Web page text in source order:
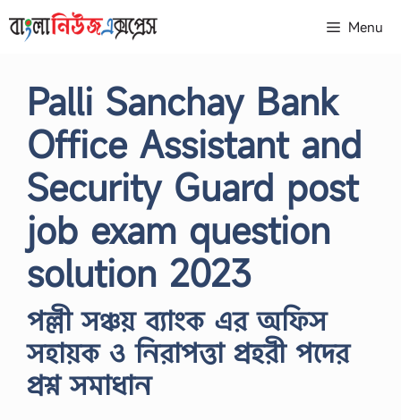
to
Menu
Palli Sanchay Bank
Office Assistant and
Security Guard post
job exam question
solution 2023
পল্লী সঞ্চয় ব্যাংক এর অফিস
সহায়ক ও নিরাপত্তা প্রহরী পদের
প্রশ্ন সমাধান